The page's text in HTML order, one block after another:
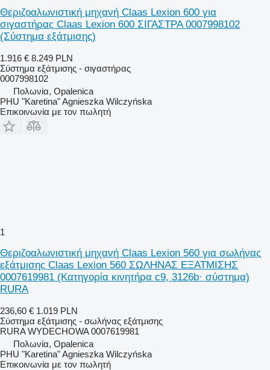
Θεριζοαλωνιστική μηχανή Claas Lexion 600 για
σιγαστήρας Claas Lexion 600 ΣΙΓΑΣΤΡΑ 0007998102
(Σύστημα εξάτμισης)
1.916 € 8.249 PLN
Σύστημα εξάτμισης - σιγαστήρας
0007998102
Πολωνία, Opalenica
PHU "Karetina" Agnieszka Wilczyńska
Επικοινωνία με τον πωλητή
1
Θεριζοαλωνιστική μηχανή Claas Lexion 560 για σωλήνας
εξάτμισης Claas Lexion 560 ΣΩΛΗΝΑΣ ΕΞΑΤΜΙΣΗΣ
0007619981 (Κατηγορία κινητήρα c9, 3126b· σύστημα)
RURA
236,60 € 1.019 PLN
Σύστημα εξάτμισης - σωλήνας εξάτμισης
RURA WYDECHOWA 0007619981
Πολωνία, Opalenica
PHU "Karetina" Agnieszka Wilczyńska
Επικοινωνία με τον πωλητή